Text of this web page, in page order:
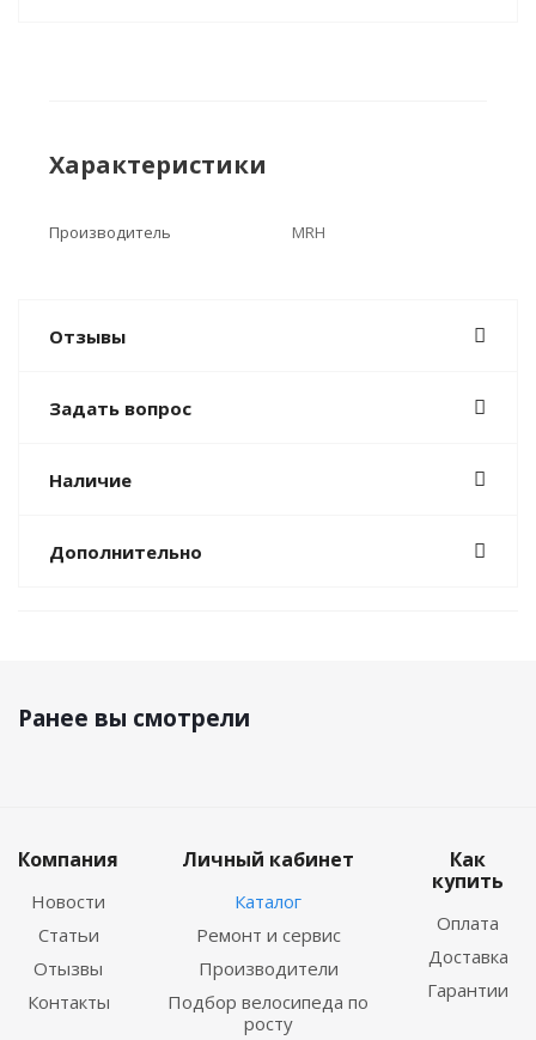
Характеристики
Производитель MRH
Отзывы
Задать вопрос
Наличие
Дополнительно
Ранее вы смотрели
Компания
Новости
Статьи
Отызвы
Контакты
Личный кабинет
Каталог
Ремонт и сервис
Производители
Подбор велосипеда по
росту
Как
купить
Оплата
Доставка
Гарантии